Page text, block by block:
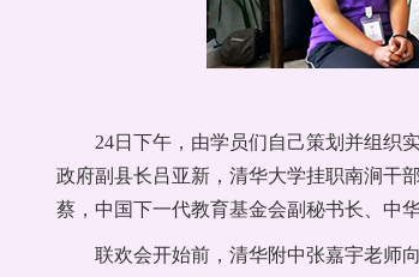
24日下午，由学员们自己策划并组织
政府副县长吕亚新，清华大学挂职南涧干
蔡，中国下一代教育基金会副秘书长、中
联欢会开始前，清华附中张嘉宇老师